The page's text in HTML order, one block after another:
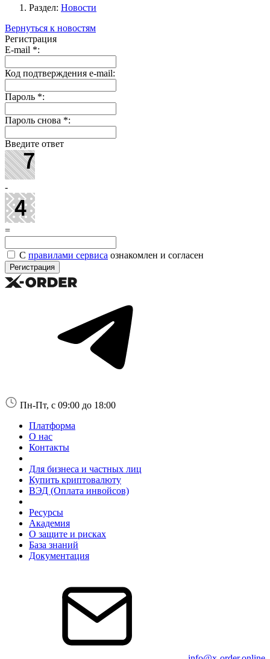
Раздел: Новости
Вернуться к новостям
Регистрация
E-mail *:
Код подтверждения e-mail:
Пароль *:
Пароль снова *:
Введите ответ
-
=
С правилами сервиса ознакомлен и согласен
Пн-Пт, с 09:00 до 18:00
Платформа
О нас
Контакты
Для бизнеса и частных лиц
Купить криптовалюту
ВЭД (Оплата инвойсов)
Ресурсы
Академия
О защите и рисках
База знаний
Документация